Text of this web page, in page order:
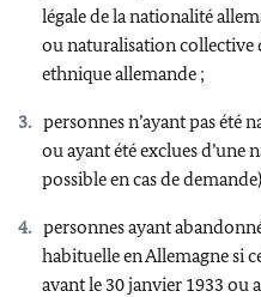
légale de la nationalité
ou naturalisation collective
ethnique allemande ;
personnes n’ayant pas été
ou ayant été exclues d’une
possible en cas de
personnes ayant
habituelle en Allemagne si
avant le 30 janvier 1933 ou